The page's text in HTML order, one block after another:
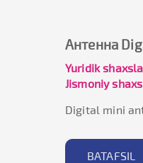
Антенна
Yuridik
Jismoniy
Digital mini
BATAFSIL